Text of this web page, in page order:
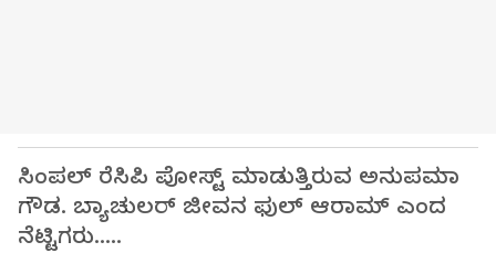
ಸಿಂಪಲ್ ರೆಸಿಪಿ ಪೋಸ್ಟ್ ಮಾಡುತ್ತಿರುವ ಅನುಪಮಾ
ಗೌಡ. ಬ್ಯಾಚುಲರ್ ಜೀವನ ಫುಲ್ ಆರಾಮ್ ಎಂದ
ನೆಟ್ಟಿಗರು.....